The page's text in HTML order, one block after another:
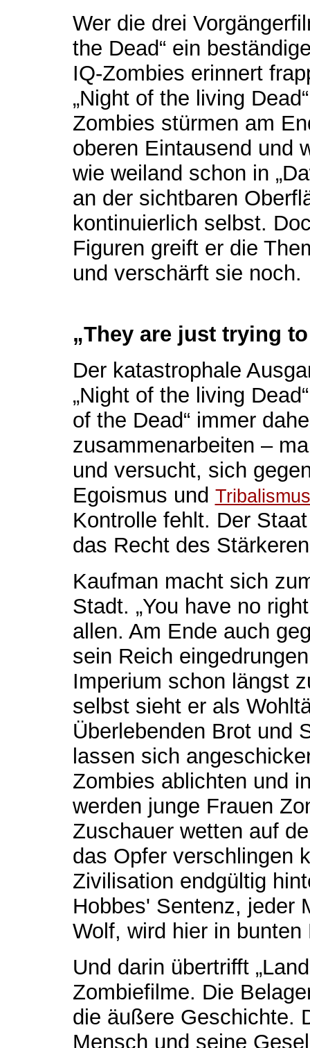
Wer die drei
the Dead“ ein
IQ-Zombies erinnert
„Night of the living
Zombies stürmen am
oberen Eintausend und
wie weiland schon in
an der sichtbaren
kontinuierlich selbst.
Figuren greift er die
und verschärft sie noch.
„They are just trying
Der katastrophale
„Night of the living
of the Dead“ immer
zusammenarbeiten –
und versucht, sich
Egoismus und Tribalismus
Kontrolle fehlt. Der
das Recht des
Kaufman macht sich
Stadt. „You have no
allen. Am Ende auch
sein Reich
Imperium schon längst
selbst sieht er als
Überlebenden Brot und
lassen sich
Zombies ablichten und
werden junge Frauen
Zuschauer wetten auf
das Opfer verschlingen
Zivilisation endgültig
Hobbes' Sentenz, jeder
Wolf, wird hier in
Und darin übertrifft
Zombiefilme. Die
die äußere Geschichte.
Mensch und seine